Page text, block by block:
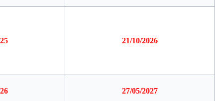
21/10/2026
27/05/2027